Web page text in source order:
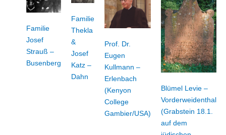
Familie
Josef
Strauß –
Busenberg
Familie
Thekla
&
Josef
Katz –
Dahn
Prof. Dr.
Eugen
Kullmann –
Erlenbach
(Kenyon
College
Gambier/USA)
Blümel Levie –
Vorderweidenthal
(Grabstein 18.1.
auf dem